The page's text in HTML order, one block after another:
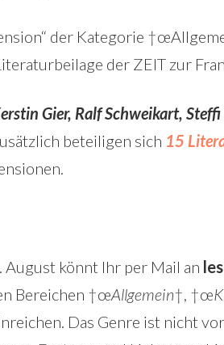
der Kategorie
der ZEIT zur
Gier, Ralf Schweikart,
beteiligen sich 15
August könnt Ihr per Mail an
Bereichen †œAllgemein†, †œ
Das Genre ist nicht